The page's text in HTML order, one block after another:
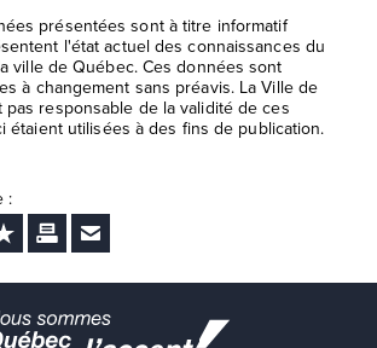
présentées sont à titre informatif
l'état actuel des connaissances du
ville de Québec. Ces données sont
à changement sans préavis. La Ville de
responsable de la validité de ces
étaient utilisées à des fins de publication.
:
aux favoris
ImprimerEnvoyer Ã un ami